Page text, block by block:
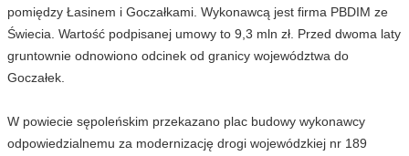
pomiędzy Łasinem i Goczałkami. Wykonawcą jest firma PBDIM ze
Świecia. Wartość podpisanej umowy to 9,3 mln zł. Przed dwoma laty
gruntownie odnowiono odcinek od granicy województwa do
Goczałek.
W powiecie sępoleńskim przekazano plac budowy wykonawcy
odpowiedzialnemu za modernizację drogi wojewódzkiej nr 189